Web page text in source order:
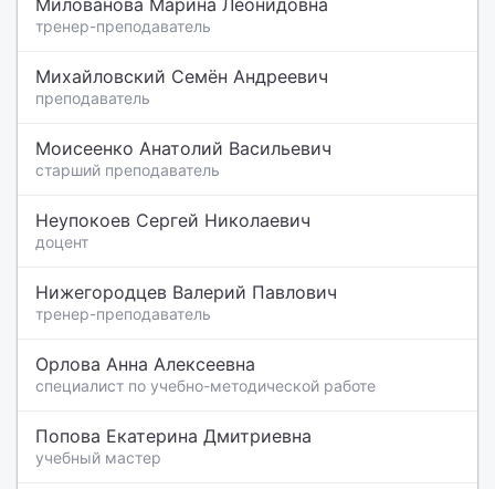
Милованова Марина Леонидовна
тренер-преподаватель
Михайловский Семён Андреевич
преподаватель
Моисеенко Анатолий Васильевич
старший преподаватель
Неупокоев Сергей Николаевич
доцент
Нижегородцев Валерий Павлович
тренер-преподаватель
Орлова Анна Алексеевна
специалист по учебно-методической работе
Попова Екатерина Дмитриевна
учебный мастер